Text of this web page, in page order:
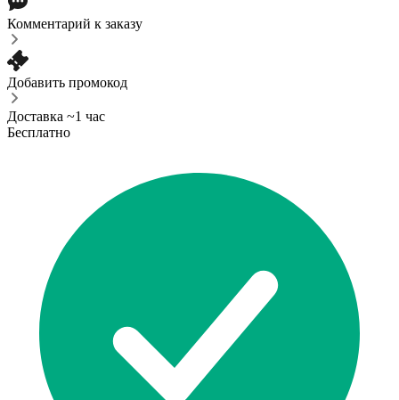
Комментарий к заказу
Добавить промокод
Доставка ~1 час
Бесплатно